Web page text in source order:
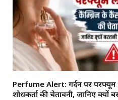
Perfume Alert: गर्दन पर
शोधकर्ता की चेतावनी, जानिए क्यों